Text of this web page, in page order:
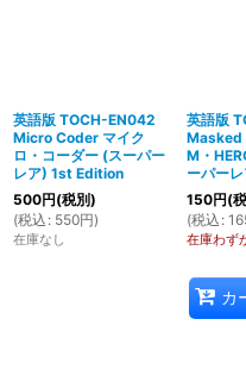
英語版 TOCH-EN042
Micro Coder マイク
ロ・コーダー (スーパー
レア) 1st Edition
500円(税別)
(税込 : 550円)
在庫なし
英語版
Masked
M・
ーパー
150円(
(税込 :
在庫わず
カ